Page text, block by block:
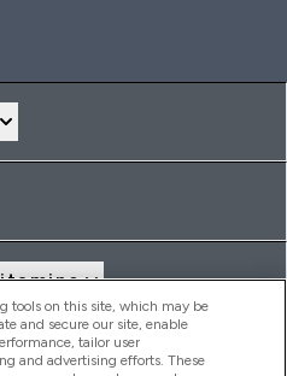
tools on this site, which may be
and secure our site, enable
tailor user
and advertising efforts. These